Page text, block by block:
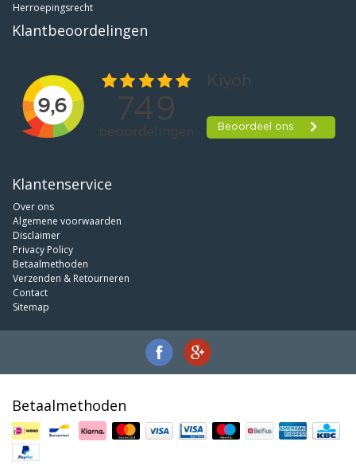
Herroepingsrecht
Klantbeoordelingen
Klantenservice
Over ons
Algemene voorwaarden
Disclaimer
Privacy Policy
Betaalmethoden
Verzenden & Retourneren
Contact
Sitemap
Betaalmethoden